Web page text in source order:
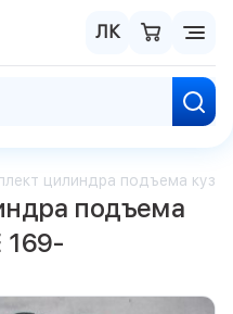
ЛК
цилиндра подъема
подъема
169-